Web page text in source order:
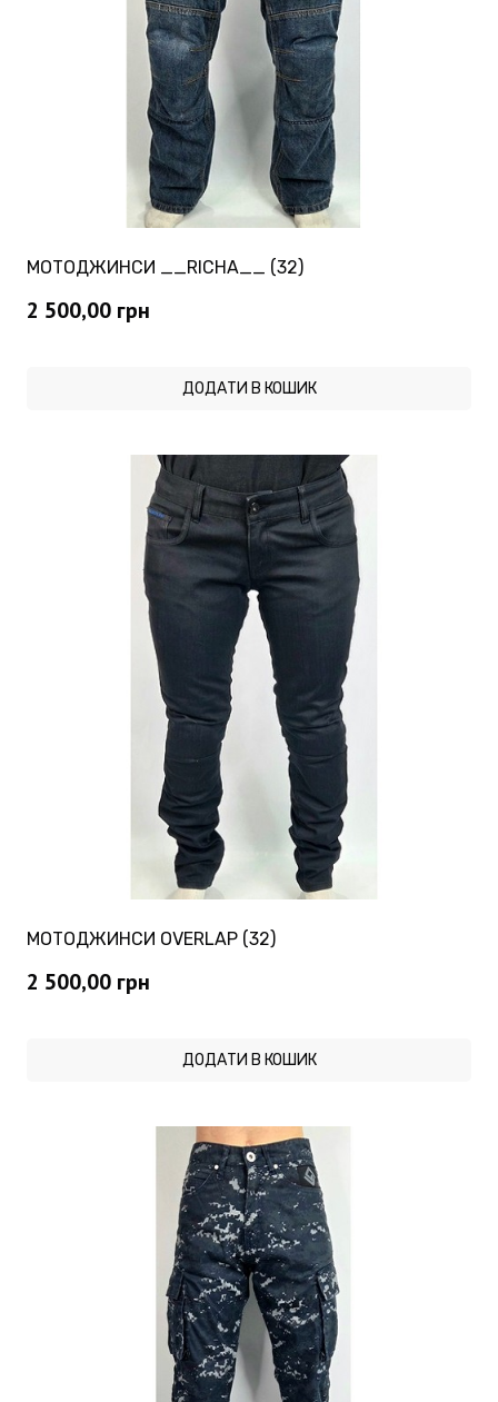
МОТОДЖИНСИ __RICHA__ (32)
2 500,00 грн
ДОДАТИ В КОШИК
МОТОДЖИНСИ OVERLAP (32)
2 500,00 грн
ДОДАТИ В КОШИК